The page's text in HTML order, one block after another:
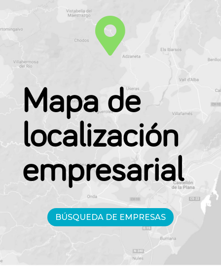

Mapa de
localización
empresarial
BÚSQUEDA DE EMPRESAS